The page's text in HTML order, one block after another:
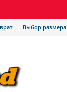
Выбор размера